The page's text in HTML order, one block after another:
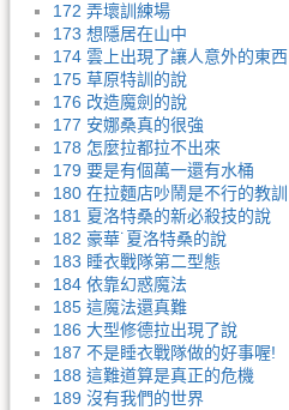
172 弄壞訓練場
173 想隱居在山中
174 雲上出現了讓人意外的東西
175 草原特訓的說
176 改造魔劍的說
177 安娜桑真的很強
178 怎麼拉都拉不出來
179 要是有個萬一還有水桶
180 在拉麵店吵鬧是不行的教訓
181 夏洛特桑的新必殺技的說
182 豪華˙夏洛特桑的說
183 睡衣戰隊第二型態
184 依靠幻惑魔法
185 這魔法還真難
186 大型修德拉出現了說
187 不是睡衣戰隊做的好事喔!
188 這難道算是真正的危機
189 沒有我們的世界